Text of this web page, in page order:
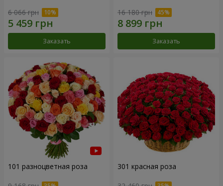
6 066 грн
Заказать
16 180 грн
Заказать
101 разноцветная роза 301 красная роза